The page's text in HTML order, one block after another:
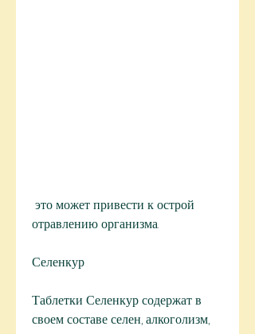
отравлению организма.
Селенкур
Таблетки Селенкур содержат в
своем составе селен, алкоголизм,